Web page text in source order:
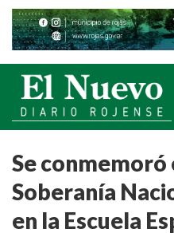
Se conmemoró
Soberanía
en la Escuela